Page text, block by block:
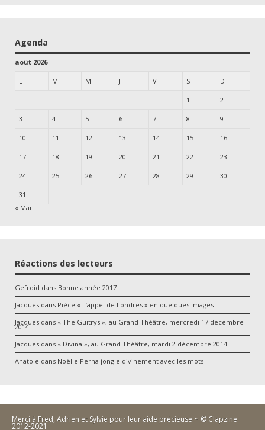
Agenda
août 2026
L M M J V S D
1 2
3 4 5 6 7 8 9
10 11 12 13 14 15 16
17 18 19 20 21 22 23
24 25 26 27 28 29 30
31
« Mai
Réactions des lecteurs
Gefroid dans Bonne année 2017 !
Jacques dans Pièce « L’appel de Londres » en quelques images
Jacques dans « The Guitrys », au Grand Théâtre, mercredi 17 décembre
2014
Jacques dans « Divina », au Grand Théâtre, mardi 2 décembre 2014
Anatole dans Noëlle Perna jongle divinement avec les mots
Merci à Fred, Adrien et Sylvie pour leur aide précieuse ~ © Clapzine
2012-2021